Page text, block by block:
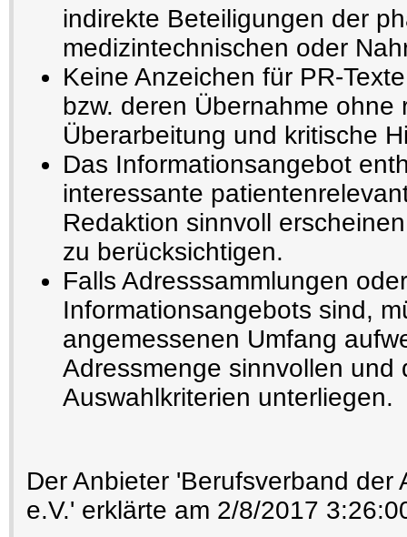
indirekte Beteiligungen der
medizintechnischen oder
Keine Anzeichen für PR-
bzw. deren Übernahme ohne
Überarbeitung und kritische
Das Informationsangebot
interessante
Redaktion sinnvoll
zu berücksichtigen.
Falls Adresssammlungen
Informationsangebots sind,
angemessenen Umfang
Adressmenge sinnvollen und
Auswahlkriterien unterliegen.
Der Anbieter 'Berufsverband der
e.V.' erklärte am 2/8/2017